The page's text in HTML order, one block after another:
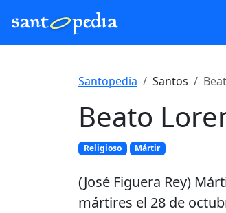
Santopedia Santos
Beato
Religioso Mártir
(José Figuera Rey)
mártires el 28 de